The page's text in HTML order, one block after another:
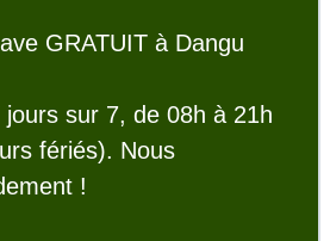
GRATUIT à Dangu
sur 7, de 08h à 21h
fériés). Nous
!